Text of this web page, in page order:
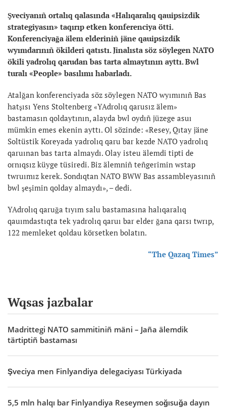
Şveciyanıñ ortalıq qalasında «Halıqaralıq qauipsizdik
strategiyasın» taqırıp etken konferenciya ötti.
Konferenciyağa älem elderiniñ jäne qauipsizdik
wyımdarınıñ ökilderi qatıstı. Jinalısta söz söylegen NATO
ökili yadrolıq qarudan bas tarta almaytının ayttı. Bwl
turalı «People» basılımı habarladı.
Atalğan konferenciyada söz söylegen NATO wyımınıñ Bas
hatşısı Yens Stoltenberg «YAdrolıq qarusız älem»
bastamasın qoldaytının, alayda bwl oydıñ jüzege asuı
mümkin emes ekenin ayttı. Ol sözinde: «Resey, Qıtay jäne
Soltüstik Koreyada yadrolıq qaru bar kezde NATO yadrolıq
qaruınan bas tarta almaydı. Olay isteu älemdi tipti de
ornıqsız küyge tüsiredi. Biz älemniñ teñgerimin wstap
twruımız kerek. Sondıqtan NATO BWW Bas assambleyasınıñ
bwl şeşimin qolday almaydı», – dedi.
YAdrolıq qaruğa tıyım salu bastamasına halıqaralıq
qauımdastıqta tek yadrolıq qaruı bar elder ğana qarsı twrıp,
122 memleket qoldau körsetken bolatın.
“The Qazaq Times”
Wqsas jazbalar
Madrittegi NATO sammitiniñ mäni – Jaña älemdik
tärtiptiñ bastaması
Şveciya men Finlyandiya delegaciyası Türkiyada
5,5 mln halqı bar Finlyandiya Reseymen soğısuğa dayın